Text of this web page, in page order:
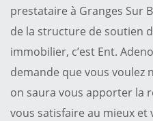
prestataire à Granges Sur
de la structure de soutien
immobilier, c’est Ent.
demande que vous voulez
on saura vous apporter la
vous satisfaire au mieux et